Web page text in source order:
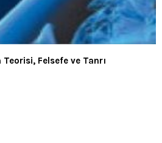
Felsefe ve Tanrı